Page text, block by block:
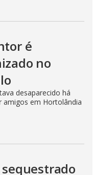
é
no
desaparecido há
amigos em Hortolândia